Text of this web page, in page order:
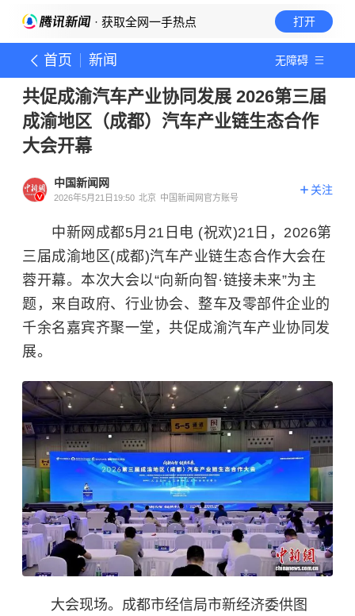
· 获取全网一手热点 打开
首页 新闻 无障碍
共促成渝汽车产业协同发展 2026第三届
成渝地区（成都）汽车产业链生态合作
大会开幕
中国新闻网
2026年5月21日19:50 北京 中国新闻网官方账号
关注
中新网成都5月21日电 (祝欢)21日，2026第
三届成渝地区(成都)汽车产业链生态合作大会在
蓉开幕。本次大会以“向新向智·链接未来”为主
题，来自政府、行业协会、整车及零部件企业的
千余名嘉宾齐聚一堂，共促成渝汽车产业协同发
展。
大会现场。成都市经信局市新经济委供图